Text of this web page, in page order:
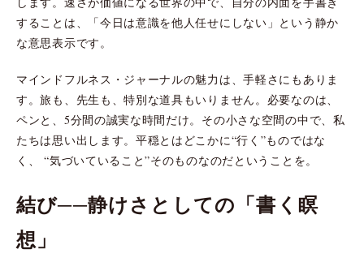
することは、「今日は意識を他人任せにしない」という静か
な意思表示です。
マインドフルネス・ジャーナルの魅力は、手軽さにもありま
す。旅も、先生も、特別な道具もいりません。必要なのは、
ペンと、5分間の誠実な時間だけ。その小さな空間の中で、私
たちは思い出します。平穏とはどこかに“行く”ものではな
く、 “気づいていること”そのものなのだということを。
結び──静けさとしての「書く瞑
想」